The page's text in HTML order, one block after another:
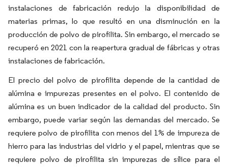
instalaciones de fabricación redujo la disponibilidad de
materias primas, lo que resultó en una disminución en la
producción de polvo de pirofilita. Sin embargo, el mercado se
recuperó en 2021 con la reapertura gradual de fábricas y otras
instalaciones de fabricación.
El precio del polvo de pirofilita depende de la cantidad de
alúmina e impurezas presentes en el polvo. El contenido de
alúmina es un buen indicador de la calidad del producto. Sin
embargo, puede variar según las demandas del mercado. Se
requiere polvo de pirofilita con menos del 1% de impureza de
hierro para las industrias del vidrio y el papel, mientras que se
requiere polvo de pirofilita sin impurezas de sílice para el